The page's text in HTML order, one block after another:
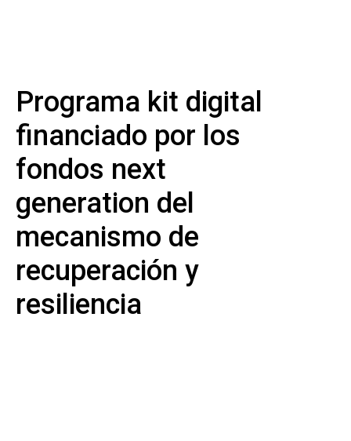
Programa kit digital
financiado por los
fondos next
generation del
mecanismo de
recuperación y
resiliencia